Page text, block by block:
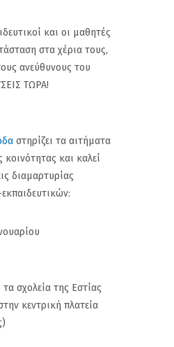
και οι μαθητές
στα χέρια τους,
ανεύθυνους του
ΤΩΡΑ!
στηρίζει τα αιτήματα
κοινότητας και καλεί
διαμαρτυρίας
σχολεία της Εστίας
κεντρική πλατεία